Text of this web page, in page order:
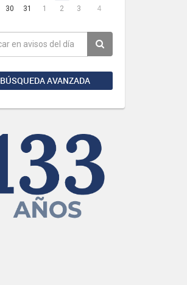
30 31 1 2 3 4
BÚSQUEDA AVANZADA